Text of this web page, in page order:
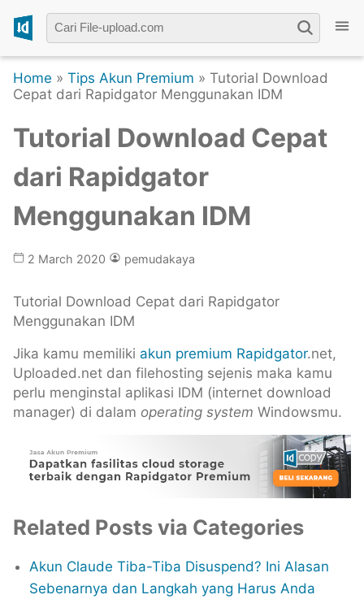
Home » Tips Akun Premium » Tutorial Download
Cepat dari Rapidgator Menggunakan IDM
Tutorial Download Cepat
dari Rapidgator
Menggunakan IDM
2 March 2020 pemudakaya
Tutorial Download Cepat dari Rapidgator
Menggunakan IDM
Jika kamu memiliki akun premium Rapidgator.net,
Uploaded.net dan filehosting sejenis maka kamu
perlu menginstal aplikasi IDM (internet download
manager) di dalam operating system Windowsmu.
Related Posts via Categories
Akun Claude Tiba-Tiba Disuspend? Ini Alasan
Sebenarnya dan Langkah yang Harus Anda